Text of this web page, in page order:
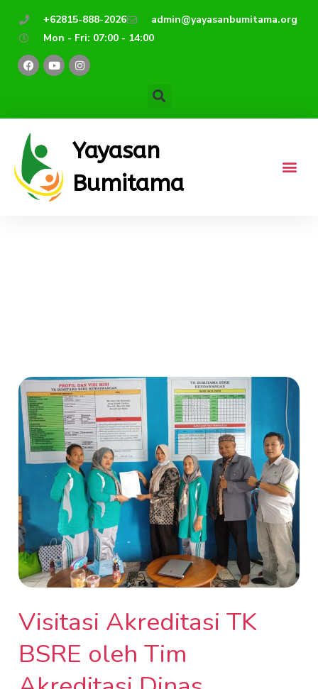
+62815-888-2026
admin@yayasanbumitama.org
Mon - Fri: 07:00 - 14:00
F
a
c
o
k
Y
o
u
e
I
n
s
r
m
Yayasan
Bumitama
Visitasi Akreditasi TK
BSRE oleh Tim
Visitasi
Akreditasi
TK
BSRE
oleh
Akreditasi
Dinas
Pendidikan
Kabupaten
Ketapang